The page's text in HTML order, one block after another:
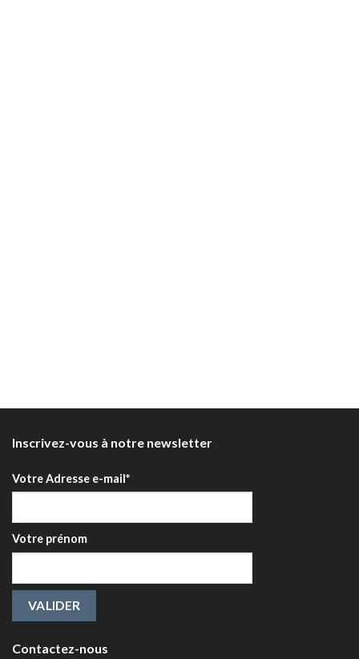
Inscrivez-vous à notre newsletter
Votre Adresse e-mail*
Votre prénom
Contactez-nous